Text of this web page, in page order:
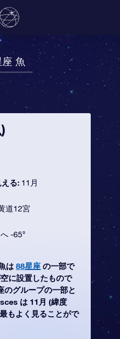
座 魚
る: 11月
道12宮
-65°
は 88星座 の一部で
に設置したもので
のグループの一部と
は 11月 (緯度
もよく見ることがで